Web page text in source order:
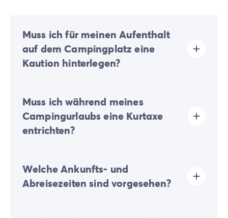
Muss ich für meinen Aufenthalt
auf dem Campingplatz eine
Kaution hinterlegen?
oder nach Ihrer Ankunft vor Ort fällig.
Muss ich während meines
Campingurlaubs eine Kurtaxe
entrichten?
erhoben. Sie müssen diese daher bei Ihrer Online-
Anmeldung oder vor Ort entrichten.
Welche Ankunfts- und
Abreisezeiten sind vorgesehen?